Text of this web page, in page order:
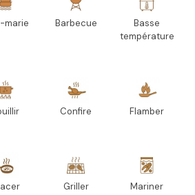
marie Barbecue
Basse
température
Confire Flamber
Griller Mariner